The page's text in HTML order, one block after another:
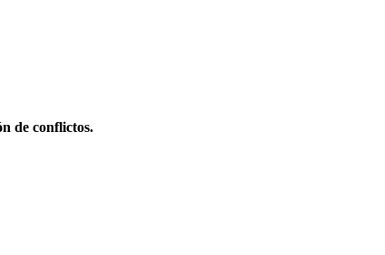
de conflictos.